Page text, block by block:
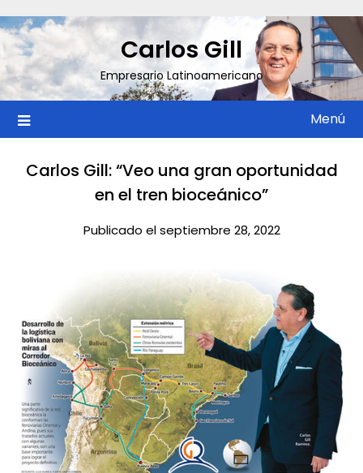
al
contenido
Carlos Gill
Empresario Latinoamericano
Menú
Carlos Gill: “Veo una gran oportunidad
en el tren bioceánico”
Publicado el septiembre 28, 2022